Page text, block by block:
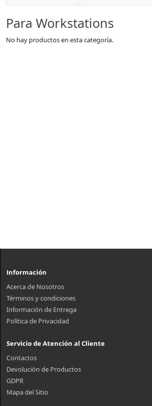
Para Workstations
No hay productos en esta categoría.
Información
Acerca de Nosotros
Términos y condiciones
Información de Entrega
Política de Privacidad
Servicio de Atención al Cliente
Contactos
Devolución de Productos
GDPR
Mapa del Sitio